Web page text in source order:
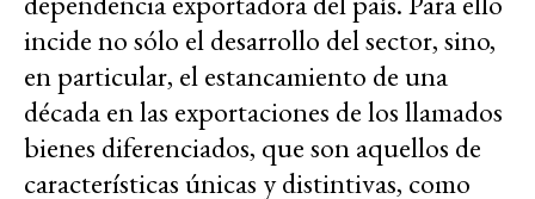
incide no sólo el desarrollo del sector, sino,
en particular, el estancamiento de una
década en las exportaciones de los llamados
bienes diferenciados, que son aquellos de
características únicas y distintivas, como